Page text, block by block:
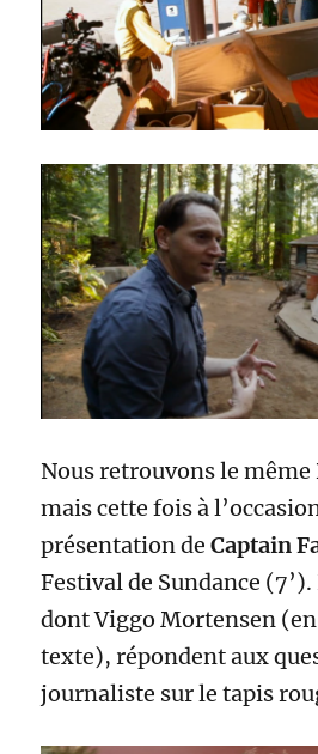
Nous retrouvons le
mais cette fois à
présentation deCaptain
Festival de Sundance
dont Viggo Mortensen
texte), répondent aux
journaliste sur le tapis